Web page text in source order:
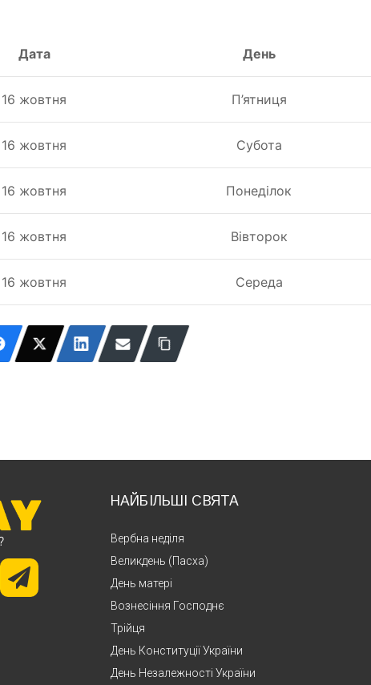
Дата День
16 жовтня П’ятниця
16 жовтня Субота
16 жовтня Понеділок
16 жовтня Вівторок
16 жовтня Середа
НАЙБІЛЬШІ СВЯТА
Вербна неділя
Великдень (Пасха)
День матері
Вознесіння Господнє
Трійця
День Конституції України
День Незалежності України